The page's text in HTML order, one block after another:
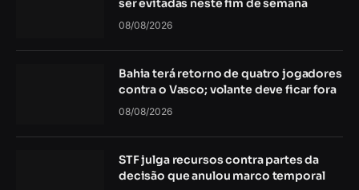
ser evitadas neste fim de semana
08/08/2026
Bahia terá retorno de quatro jogadores
contra o Vasco; volante deve ficar fora
08/08/2026
STF julga recursos contra partes da
decisão que anulou marco temporal